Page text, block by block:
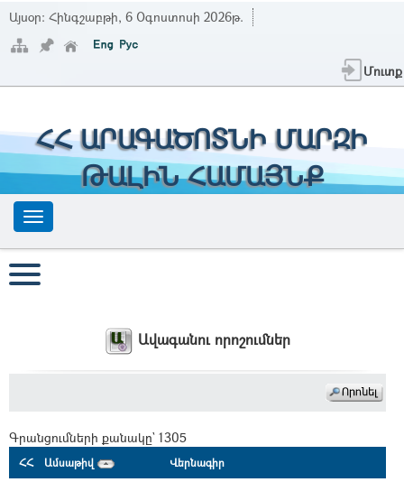
Այսօր: Հինգշաբթի, 6 Օգոստոսի 2026թ.
Մուտք
ՀՀ ԱՐԱԳԱԾՈՏՆԻ ՄԱՐԶԻ
ԹԱԼԻՆ ՀԱՄԱՅՆՔ
Ավագանու որոշումներ
Գրանցումների քանակը` 1305
ՀՀ Ամսաթիվ Վերնագիր